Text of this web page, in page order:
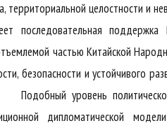
территориальной целостности и
последовательная поддержка
частью Китайской
безопасности и устойчивого
уровень политического
дипломатической